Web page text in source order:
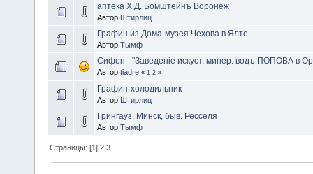
аптека Х.Д. Бомштейнъ Воронеж
Автор Штирлиц
Графин из Дома-музея Чехова в Ялте
Автор Тымф
Сифон - "Заведенiе искуст. минер. водъ ПОПОВА в
Автор tiadre « 1 2 »
Графин-холодильник
Автор Штирлиц
Грингауз, Минск, быв. Ресселя
Автор Тымф
Страницы: [1]2 3